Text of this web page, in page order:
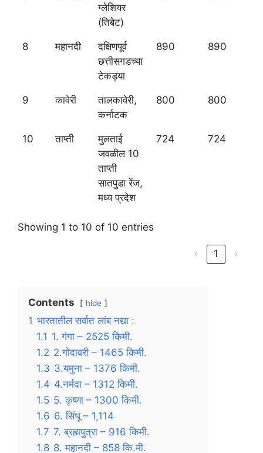
ग्लेशियर
(तिबेट)
8 महानदी
दक्षिणपूर्व
छत्तीसगडच्या
टेकड्या
890 890
9 कावेरी
तालकावेरी,
कर्नाटक
800 800
10 ताप्ती
मुलताई
जवळील 10
ताप्ती
सातपुडा रेंज,
मध्य प्रदेश
724 724
Showing 1 to 10 of 10 entries
‹ 1 ›
Contents hide
1 भारतातील सर्वात लांब नद्या :
1.1 1. गंगा – 2525 किमी.
1.2 2.गोदावरी – 1465 किमी.
1.3 3.यमुना – 1376 किमी.
1.4 4.नर्मदा – 1312 किमी.
1.5 5. कृष्णा – 1300 किमी.
1.6 6. सिंधू – 1,114
1.7 7. ब्रह्मपुत्रा – 916 किमी.
1.8 8. महानदी – 858 कि.मी.